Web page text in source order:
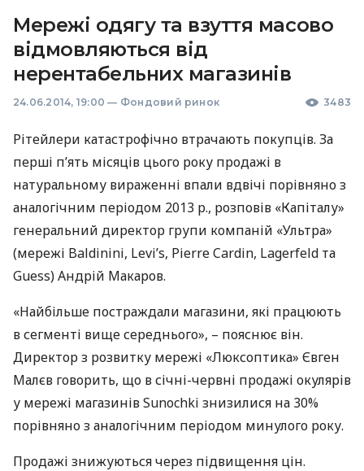
Мережі одягу та взуття масово
відмовляються від
нерентабельних магазинів
24.06.2014, 19:00 — Фондовий ринок 3483
Рітейлери катастрофічно втрачають покупців. За
перші п’ять місяців цього року продажі в
натуральному вираженні впали вдвічі порівняно з
аналогічним періодом 2013 р., розповів «Капіталу»
генеральний директор групи компаній «Ультра»
(мережі Baldinini, Levi’s, Pierre Cardin, Lagerfeld та
Guess) Андрій Макаров.
«Найбільше постраждали магазини, які працюють
в сегменті вище середнього», – пояснює він.
Директор з розвитку мережі «Люксоптика» Євген
Малєв говорить, що в січні-червні продажі окулярів
у мережі магазинів Sunochki знизилися на 30%
порівняно з аналогічним періодом минулого року.
Продажі знижуються через підвищення цін.